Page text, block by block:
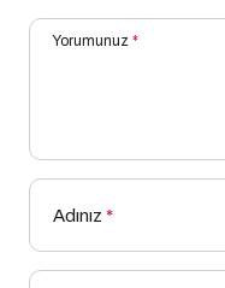
Yorumunuz *
Adınız *